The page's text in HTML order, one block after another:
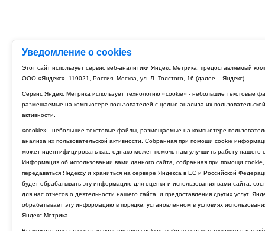
Уведомление о cookies
Этот сайт использует сервис веб-аналитики Яндекс Метрика, предоставляемый
ООО «Яндекс», 119021, Россия, Москва, ул. Л. Толстого, 16 (далее – Яндекс)
Сервис Яндекс Метрика использует технологию «cookie» - небольшие текстовые
размещаемые на компьютере пользователей с целью анализа их пользовательской
активности.
«cookie» - небольшие текстовые файлы, размещаемые на компьютере
анализа их пользовательской активности. Собранная при помощи cookie
может идентифицировать вас, однако может помочь нам улучшить работу нашего
Информация об использовании вами данного сайта, собранная при помощи cookie,
передаваться Яндексу и храниться на сервере Яндекса в ЕС и Российской
будет обрабатывать эту информацию для оценки и использования вами сайта,
для нас отчетов о деятельности нашего сайта, и предоставления других услуг.
обрабатывает эту информацию в порядке, установленном в условиях
Яндекс Метрика.